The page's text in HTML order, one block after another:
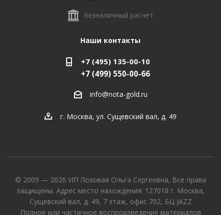
Безналичный расчет
Наши контакты
+7 (495) 135-00-10
+7 (499) 550-00-66
info@nota-gold.ru
г. Москва, ул. Сущевский вал, д. 49
© 2009 — 2026 ИП Лозовая Ольга Сергеевна, Все права
защищены. Адрес место нахождения: 127018 г. Москва,
Сущевский вал, д. 49, 7 этаж, офис 702, БЦ JAZZ
Полное или частичное воспроизведение материалов